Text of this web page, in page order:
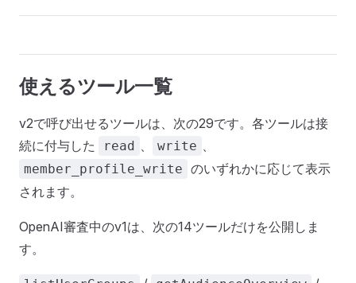
使えるツール一覧
v2で呼び出せるツールは、次の29です。各ツールは接
続に付与した
read write
member_profile_write のいずれかに応じて表示
されます。
OpenAI審査中のv1は、次の14ツールだけを公開しま
す。